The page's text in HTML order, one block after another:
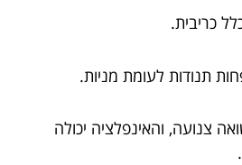
כריבית.
תנודות לעומת מניות.
צנועה, והאינפלציה יכולה